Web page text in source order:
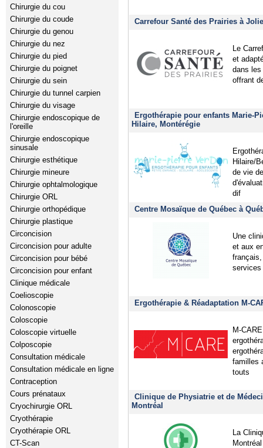
Chirurgie du cou
Chirurgie du coude
Chirurgie du genou
Chirurgie du nez
Chirurgie du pied
Chirurgie du poignet
Chirurgie du sein
Chirurgie du tunnel carpien
Chirurgie du visage
Chirurgie endoscopique de
l'oreille
Chirurgie endoscopique
sinusale
Chirurgie esthétique
Chirurgie mineure
Chirurgie ophtalmologique
Chirurgie ORL
Chirurgie orthopédique
Chirurgie plastique
Circoncision
Circoncision pour adulte
Circoncision pour bébé
Circoncision pour enfant
Clinique médicale
Coelioscopie
Colonoscopie
Coloscopie
Coloscopie virtuelle
Colposcopie
Consultation médicale
Consultation médicale en ligne
Contraception
Cours prénataux
Cryochirurgie ORL
Cryothérapie
Cryothérapie ORL
CT-Scan
Carrefour Santé des Prairies à
Le
et
dans
offrant
Ergothérapie pour enfants Marie-
Hilaire, Montérégie
Hilaire/
de vie
dif
Centre Mosaïque de Québec à
Une
et aux
services
Ergothérapie & Réadaptation M-
M-
familles
touts
Clinique de Physiatrie et de
Montréal
La